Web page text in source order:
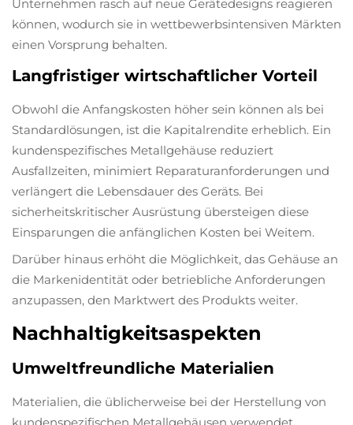
Unternehmen rasch auf neue Gerätedesigns reagieren
können, wodurch sie in wettbewerbsintensiven Märkten
einen Vorsprung behalten.
Langfristiger wirtschaftlicher Vorteil
Obwohl die Anfangskosten höher sein können als bei
Standardlösungen, ist die Kapitalrendite erheblich. Ein
kundenspezifisches Metallgehäuse reduziert
Ausfallzeiten, minimiert Reparaturanforderungen und
verlängert die Lebensdauer des Geräts. Bei
sicherheitskritischer Ausrüstung übersteigen diese
Einsparungen die anfänglichen Kosten bei Weitem.
Darüber hinaus erhöht die Möglichkeit, das Gehäuse an
die Markenidentität oder betriebliche Anforderungen
anzupassen, den Marktwert des Produkts weiter.
Nachhaltigkeitsaspekten
Umweltfreundliche Materialien
Materialien, die üblicherweise bei der Herstellung von